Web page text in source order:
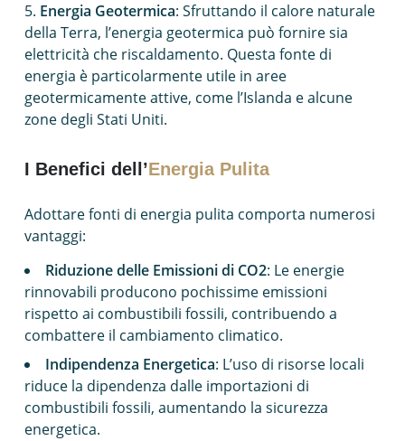
Energia Geotermica: Sfruttando il calore naturale
della Terra, l’energia geotermica può fornire sia
elettricità che riscaldamento. Questa fonte di
energia è particolarmente utile in aree
geotermicamente attive, come l’Islanda e alcune
zone degli Stati Uniti.
I Benefici dell’Energia Pulita
Adottare fonti di energia pulita comporta numerosi
vantaggi:
Riduzione delle Emissioni di CO2: Le energie
rinnovabili producono pochissime emissioni
rispetto ai combustibili fossili, contribuendo a
combattere il cambiamento climatico.
Indipendenza Energetica: L’uso di risorse locali
riduce la dipendenza dalle importazioni di
combustibili fossili, aumentando la sicurezza
energetica.